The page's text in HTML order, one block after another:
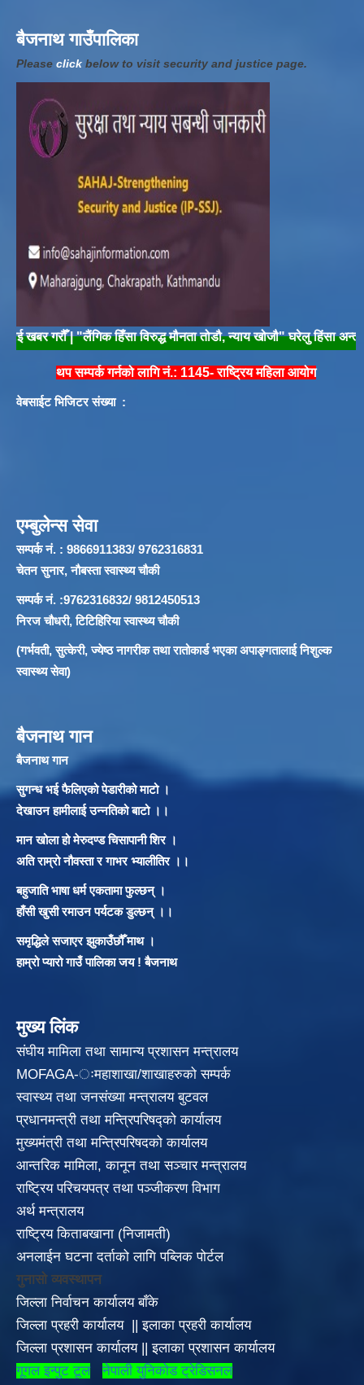
बैजनाथ गाउँपालिका
Please click below to visit security and justice page.
गरौँ | "लैंगिक हिँसा विरुद्ध मौनता तोडौ, न्याय खोजौ" घरेलु हिंसा अन्त्य गरौ,
थप सम्पर्क गर्नको लागि नं.: 1145- राष्ट्रिय महिला आयोग
वेबसाईट भिजिटर संख्या :
एम्बुलेन्स सेवा
सम्पर्क नं. : 9866911383/ 9762316831
चेतन सुनार, नौबस्ता स्वास्थ्य चौकी
सम्पर्क नं. :9762316832/ 9812450513
निरज चौधरी, टिटिहिरिया स्वास्थ्य चौकी
(गर्भवती, सुत्केरी, ज्येष्ठ नागरीक तथा रातोकार्ड भएका अपाङ्गतालाई निशुल्क
स्वास्थ्य सेवा)
बैजनाथ गान
बैजनाथ गान
सुगन्ध भई फैलिएको पेडारीको माटो ।
देखाउन हामीलाई उन्नतिको बाटो ।।
मान खोला हो मेरुदण्ड चिसापानी शिर ।
अति राम्रो नौवस्ता र गाभर भ्यालीतिर ।।
बहुजाति भाषा धर्म एकतामा फुल्छन् ।
हाँसी खुसी रमाउन पर्यटक डुल्छन् ।।
समृद्धिले सजाएर झुकाउँछौँ माथ ।
हाम्रो प्यारो गाउँ पालिका जय ! बैजनाथ
मुख्य लिंक
संघीय मामिला तथा सामान्य प्रशासन मन्त्रालय
MOFAGA-ःमहाशाखा/शाखाहरुको सम्पर्क
स्वास्थ्य तथा जनसंख्या मन्त्रालय बुटवल
प्रधानमन्त्री तथा मन्त्रिपरिषद्को कार्यालय
मुख्यमंत्री तथा मन्त्रिपरिषदको कार्यालय
आन्तरिक मामिला, कानून तथा सञ्चार मन्त्रालय
राष्ट्रिय परिचयपत्र तथा पञ्जीकरण विभाग
अर्थ मन्त्रालय
राष्ट्रिय किताबखाना (निजामती)
अनलाईन घटना दर्ताको लागि पब्लिक पोर्टल
गुनासो व्यवस्थापन
जिल्ला निर्वाचन कार्यालय बाँके
जिल्ला प्रहरी कार्यालय
||इलाका प्रहरी कार्यालय
जिल्ला प्रशासन कार्यालय||इलाका प्रशासन कार्यालय
गूगल इन्पुट टूल
नेपाली युनिकोड ट्रेडिसनल